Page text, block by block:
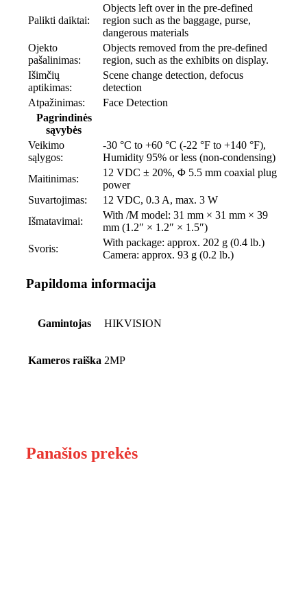
Palikti daiktai:
Objects left over in the pre-defined
region such as the baggage, purse,
dangerous materials
Ojekto
pašalinimas:
Objects removed from the pre-defined
region, such as the exhibits on display.
Išimčių
aptikimas:
Scene change detection, defocus
detection
Atpažinimas:
Face Detection
Pagrindinės
sąvybės
Veikimo
sąlygos:
-30 °C to +60 °C (-22 °F to +140 °F),
Humidity 95% or less (non-condensing)
Maitinimas:
12 VDC ± 20%, Φ 5.5 mm coaxial plug
power
Suvartojimas:
12 VDC, 0.3 A, max. 3 W
Išmatavimai:
With /M model: 31 mm × 31 mm × 39
mm (1.2″ × 1.2″ × 1.5″)
Svoris:
With package: approx. 202 g (0.4 lb.)
Camera: approx. 93 g (0.2 lb.)
Papildoma informacija
Gamintojas HIKVISION
Kameros raiška 2MP
Panašios prekės